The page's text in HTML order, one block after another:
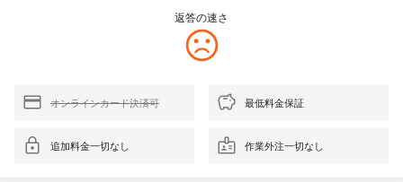
返答の速さ
オンラインカード決済可 最低料金保証
追加料金一切なし 作業外注一切なし